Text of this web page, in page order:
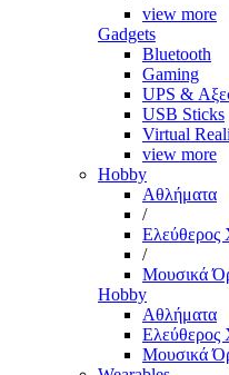
view more
Gadgets
Bluetooth
Gaming
UPS &
USB Sticks
Virtual
view more
Hobby
Αθλήματα
/
Ελεύθερος
/
Μουσικά
Hobby
Αθλήματα
Ελεύθερος
Μουσικά